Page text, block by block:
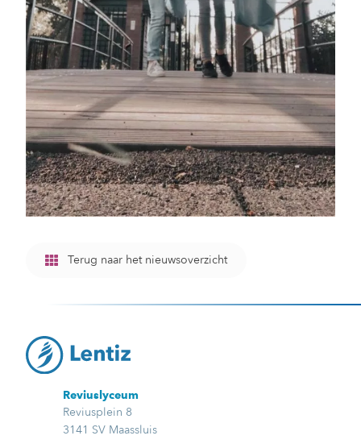
Terug naar het nieuwsoverzicht
Reviuslyceum
Reviusplein 8
3141 SV Maassluis